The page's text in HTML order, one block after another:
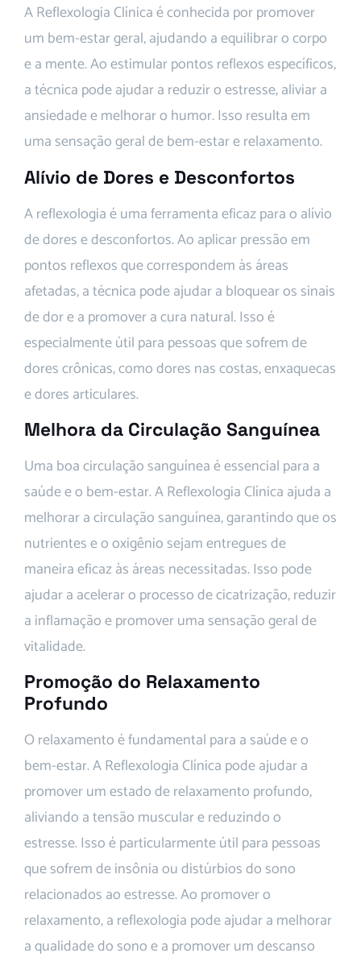
A Reflexologia Clínica é conhecida por promover
um bem-estar geral, ajudando a equilibrar o corpo
e a mente. Ao estimular pontos reflexos específicos,
a técnica pode ajudar a reduzir o estresse, aliviar a
ansiedade e melhorar o humor. Isso resulta em
uma sensação geral de bem-estar e relaxamento.
Alívio de Dores e Desconfortos
A reflexologia é uma ferramenta eficaz para o alívio
de dores e desconfortos. Ao aplicar pressão em
pontos reflexos que correspondem às áreas
afetadas, a técnica pode ajudar a bloquear os sinais
de dor e a promover a cura natural. Isso é
especialmente útil para pessoas que sofrem de
dores crônicas, como dores nas costas, enxaquecas
e dores articulares.
Melhora da Circulação Sanguínea
Uma boa circulação sanguínea é essencial para a
saúde e o bem-estar. A Reflexologia Clínica ajuda a
melhorar a circulação sanguínea, garantindo que os
nutrientes e o oxigênio sejam entregues de
maneira eficaz às áreas necessitadas. Isso pode
ajudar a acelerar o processo de cicatrização, reduzir
a inflamação e promover uma sensação geral de
vitalidade.
Promoção do Relaxamento
Profundo
O relaxamento é fundamental para a saúde e o
bem-estar. A Reflexologia Clínica pode ajudar a
promover um estado de relaxamento profundo,
aliviando a tensão muscular e reduzindo o
estresse. Isso é particularmente útil para pessoas
que sofrem de insônia ou distúrbios do sono
relacionados ao estresse. Ao promover o
relaxamento, a reflexologia pode ajudar a melhorar
a qualidade do sono e a promover um descanso